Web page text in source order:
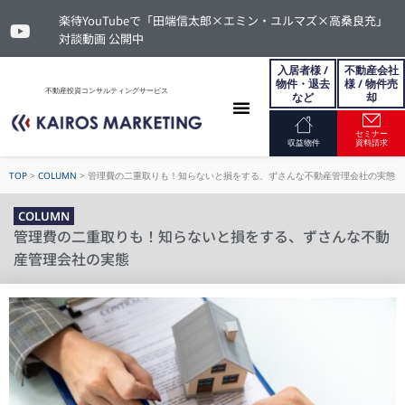
楽待YouTubeで「田端信太郎×エミン・ユルマズ×高桑良充」
対談動画 公開中
不動産投資コンサルティングサービス
入居者様 /
物件・退去
など
不動産会社
様 / 物件売
却
収益物件
セミナー
資料請求
TOP > COLUMN > 管理費の二重取りも！知らないと損をする、ずさんな不動産管理会社の実態
COLUMN
管理費の二重取りも！知らないと損をする、ずさんな不動
産管理会社の実態